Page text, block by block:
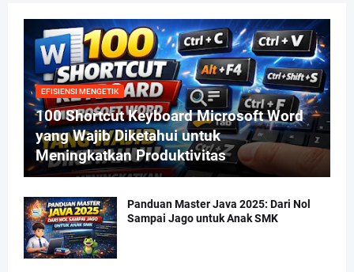
EFISIENSI MENGETIK
100 Shortcut Keyboard Microsoft Word
yang Wajib Diketahui untuk
Meningkatkan Produktivitas
Panduan Master Java 2025: Dari Nol
Sampai Jago untuk Anak SMK